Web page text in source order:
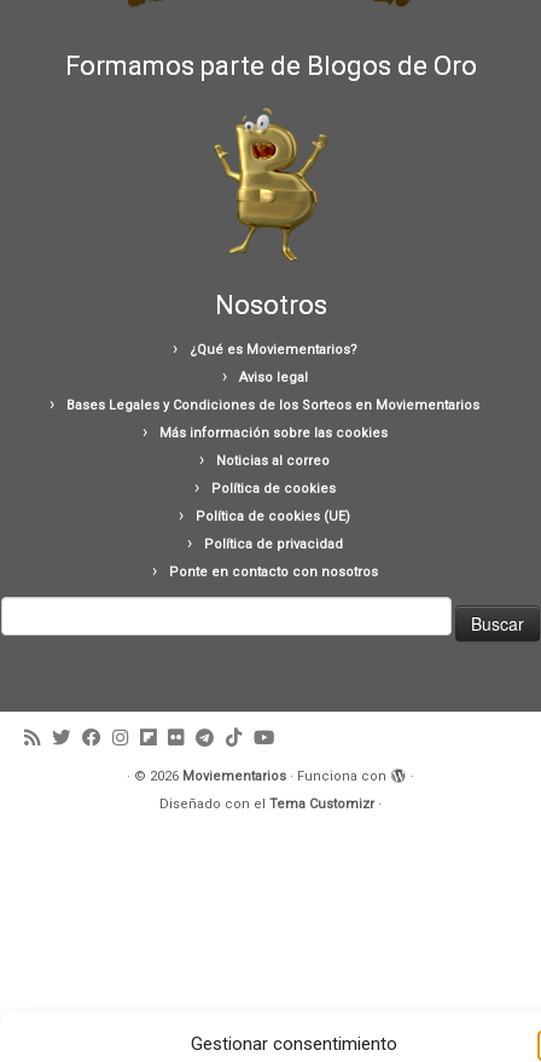
Gestionar consentimiento
Formamos parte de Blogos de Oro
Nosotros
¿Qué es Moviementarios?
Aviso legal
Bases Legales y Condiciones de los Sorteos en Moviementarios
Más información sobre las cookies
Noticias al correo
Política de cookies
Política de cookies (UE)
Política de privacidad
Ponte en contacto con nosotros
· © 2026 Moviementarios · Funciona con
·
Diseñado con el Tema Customizr·